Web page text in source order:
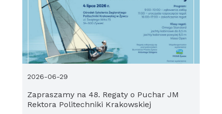
Zapraszamy na 48. Regaty o Puchar JM
Rektora Politechniki Krakowskiej
2026-06-29